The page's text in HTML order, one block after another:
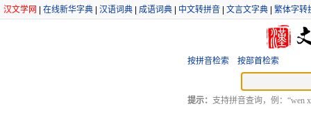
汉文学网 在线新华字典 汉语词典 成语词典 中文转拼音 文言文字典 繁体字转
按拼音检索 按部首检索
提示： 支持拼音查询，例：“wen